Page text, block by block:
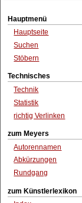
Hauptmenü
Hauptseite
Suchen
Stöbern
Technisches
Technik
Statistik
richtig Verlinken
zum Meyers
Autorennamen
Abkürzungen
Rundgang
zum Künstlerlexikon